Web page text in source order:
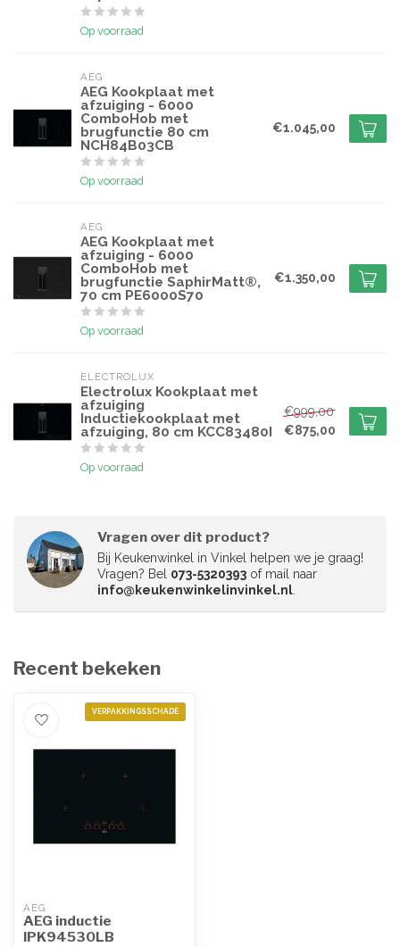
Op voorraad
AEG
AEG Kookplaat met
afzuiging - 6000
ComboHob met
brugfunctie 80 cm
NCH84B03CB
Op voorraad
€1.045,00
AEG
AEG Kookplaat met
afzuiging - 6000
ComboHob met
brugfunctie SaphirMatt®,
70 cm PE6000S70
Op voorraad
€1.350,00
ELECTROLUX
Electrolux Kookplaat met
afzuiging
Inductiekookplaat met
afzuiging, 80 cm KCC83480I
Op voorraad
€999,00
€875,00
Vragen over dit product?
Bij Keukenwinkel in Vinkel helpen we je graag!
Vragen? Bel 073-5320393 of mail naar
info@keukenwinkelinvinkel.nl.
Recent bekeken
VERPAKKINGSSCHADE
AEG
AEG inductie
IPK94530LB